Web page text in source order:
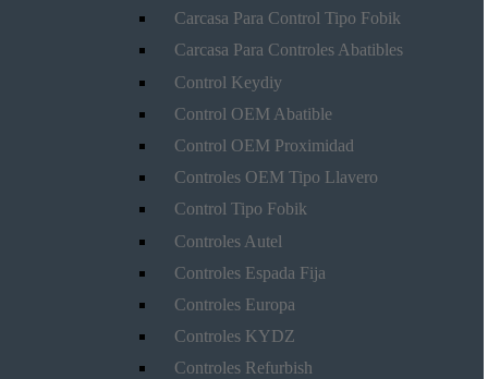
Carcasa Para Control Tipo Fobik
Carcasa Para Controles Abatibles
Control Keydiy
Control OEM Abatible
Control OEM Proximidad
Controles OEM Tipo Llavero
Control Tipo Fobik
Controles Autel
Controles Espada Fija
Controles Europa
Controles KYDZ
Controles Refurbish